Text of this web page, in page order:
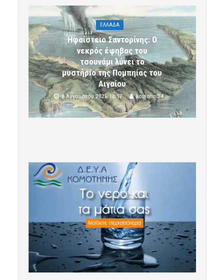
ΕΛΛΑΔΑ
Ηφαίστειο Σαντορίνης: Ο
νεκρός έφηβος του
τσουνάμι λύνει το
μυστήριο της Πομπηίας του
Αιγαίου
8 Αυγούστου 2026 10:17 komotini24